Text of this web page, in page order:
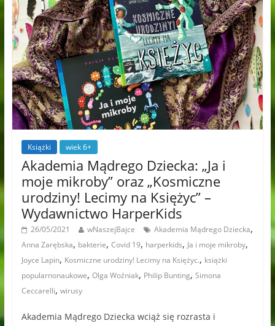
Książki wiek 6+
Akademia Mądrego Dziecka: „Ja i
moje mikroby” oraz „Kosmiczne
urodziny! Lecimy na Księżyc” –
Wydawnictwo HarperKids
26/05/2021 wNaszejBajce Akademia Mądrego Dziecka,
Anna Zarębska, bakterie, Covid 19, harperkids, Ja i moje mikroby,
Joyce Lapin, Kosmiczne urodziny! Lecimy na Księżyc., książki
popularnonaukowe, Olga Woźniak, Philip Bunting, Simona
Ceccarelli, wirusy
Akademia Mądrego Dziecka wciąż się rozrasta i